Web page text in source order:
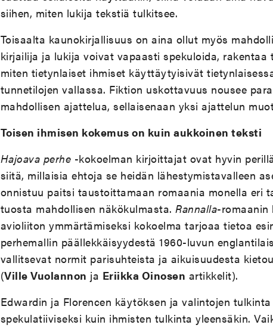
siihen, miten lukija tekstiä tulkitsee.
Toisaalta kaunokirjallisuus on aina ollut myös
kirjailija ja lukija voivat vapaasti spekuloida, rakentaa
miten tietynlaiset ihmiset käyttäytyisivät
tunnetilojen vallassa. Fiktion uskottavuus nousee
mahdollisen ajattelua, sellaisenaan yksi ajattelun
Toisen ihmisen kokemus on kuin aukkoinen teksti
Hajoava perhe -kokoelman kirjoittajat ovat hyvin
siitä, millaisia ehtoja se heidän lähestymistavalleen
onnistuu paitsi taustoittamaan romaania monella eri
tuosta mahdollisen näkökulmasta. Rannalla-romaanin
avioliiton ymmärtämiseksi kokoelma tarjoaa tietoa
perhemallin päällekkäisyydestä 1960-luvun
vallitsevat normit parisuhteista ja aikuisuudesta
(Ville Vuolannon ja Eriikka Oinosen artikkelit).
Edwardin ja Florencen käytöksen ja valintojen
spekulatiiviseksi kuin ihmisten tulkinta yleensäkin.